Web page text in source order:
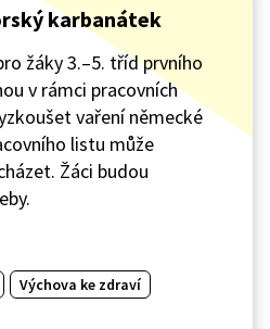
karbanátek
žáky 3.–5. tříd prvního
v rámci pracovních
vaření německé
listu může
Žáci budou
Výchova ke zdraví